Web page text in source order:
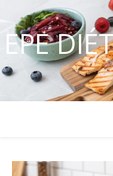
EPE